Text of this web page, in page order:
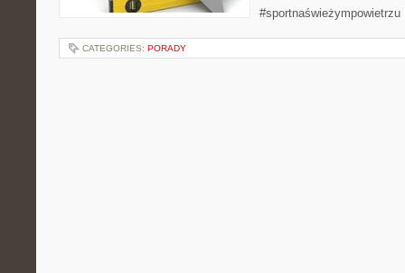
#sportnaświeżympowietrzu
CATEGORIES: PORADY